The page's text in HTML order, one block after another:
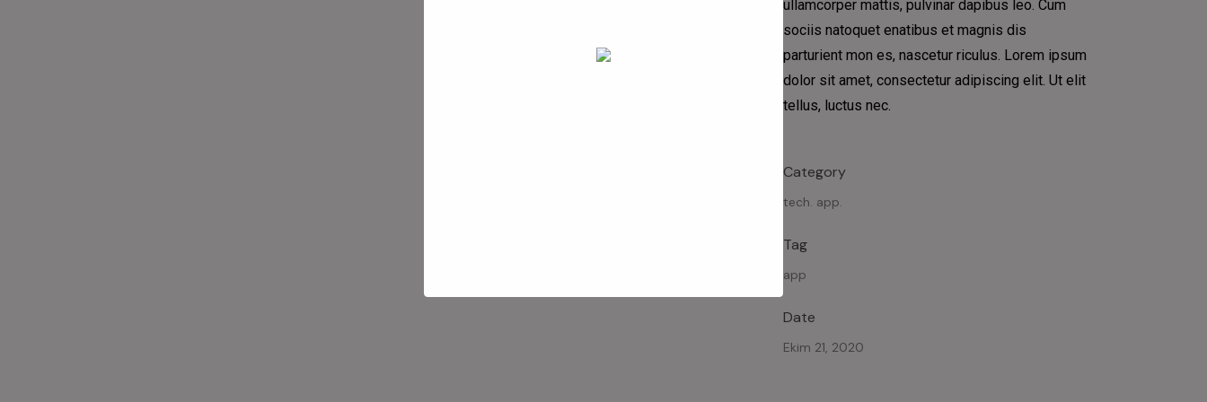
ullamcorper mattis, pulvinar dapibus leo. Cum
sociis natoquet enatibus et magnis dis
parturient mon es, nascetur riculus. Lorem ipsum
dolor sit amet, consectetur adipiscing elit. Ut elit
tellus, luctus nec.
Category
tech. app.
Tag
app
Date
Ekim 21, 2020